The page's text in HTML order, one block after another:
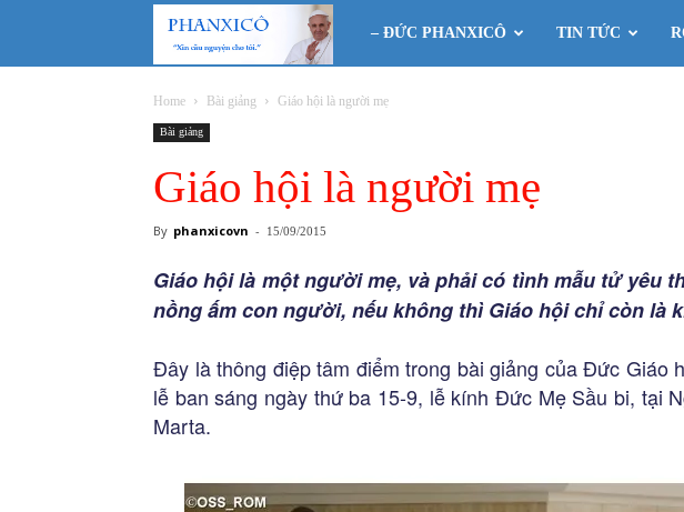
Phanxicô
– ĐỨC PHANXICÔ TIN TỨC
Home Bài giảng Giáo hội là người mẹ
Bài giảng
Giáo hội là người mẹ
By phanxicovn - 15/09/2015
Giáo hội là một người mẹ, và phải có tình mẫu tử yêu
nồng ấm con người, nếu không thì Giáo hội chỉ còn là
Đây là thông điệp tâm điểm trong bài giảng của Đức Giáo
lễ ban sáng ngày thứ ba 15-9, lễ kính Đức Mẹ Sầu bi, tại
Marta.